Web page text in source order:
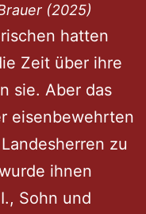
(2025)
hatten
Zeit über ihre
sie. Aber das
eisenbewehrten
zu
ihnen
Sohn und